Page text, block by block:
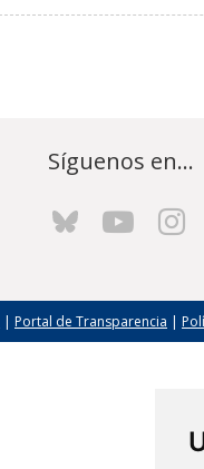
Síguenos en...
| Portal de Transparencia |